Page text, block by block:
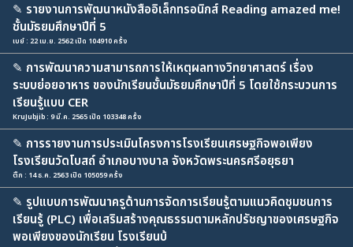
✎ รายงานการพัฒนาหนังสืออิเล็กทรอนิกส์ Reading amazed me!
ชั้นมัธยมศึกษาปีที่ 5
เบย์ : 22 เม.ย. 2562 เปิด 104910 ครั้ง
✎ การพัฒนาความสามารถการให้เหตุผลทางวิทยาศาสตร์ เรื่อง
ระบบย่อยอาหาร ของนักเรียนชั้นมัธยมศึกษาปีที่ 5 โดยใช้กระบวนการ
เรียนรู้แบบ CER
KruJubjib : 9 มี.ค. 2565 เปิด 103348 ครั้ง
✎ การรายงานการประเมินโครงการโรงเรียนเศรษฐกิจพอเพียง
โรงเรียนวัดโบสถ์ อำเภอบางบาล จังหวัดพระนครศรีอยุธยา
ติ๊ก : 14 ธ.ค. 2563 เปิด 105059 ครั้ง
✎ รูปแบบการพัฒนาครูด้านการจัดการเรียนรู้ตามแนวคิดชุมชนการ
เรียนรู้ (PLC) เพื่อเสริมสร้างคุณธรรมตามหลักปรัชญาของเศรษฐกิจ
พอเพียงของนักเรียน โรงเรียนบ้